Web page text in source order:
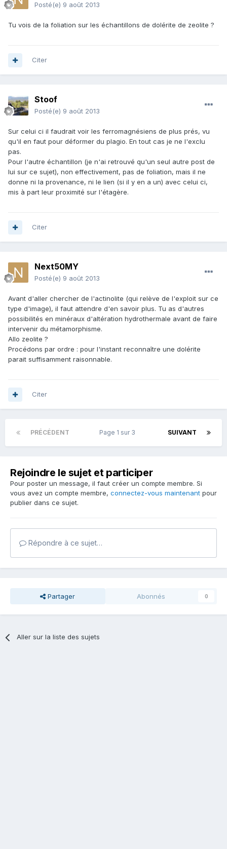
Posté(e) 9 août 2013
Tu vois de la foliation sur les échantillons de dolérite de zeolite ?
Citer
Stoof
Posté(e) 9 août 2013
Sur celui ci il faudrait voir les ferromagnésiens de plus prés, vu
qu'il en faut pour déformer du plagio. En tout cas je ne l'exclu
pas.
Pour l'autre échantillon (je n'ai retrouvé qu'un seul autre post de
lui sur ce sujet), non effectivement, pas de foliation, mais il ne
donne ni la provenance, ni le lien (si il y en a un) avec celui ci,
mis à part leur proximité sur l'étagère.
Citer
Next50MY
Posté(e) 9 août 2013
Avant d'aller chercher de l'actinolite (qui relève de l'exploit sur ce
type d'image), il faut attendre d'en savoir plus. Tu as d'autres
possibilités en minéraux d'altération hydrothermale avant de faire
intervenir du métamorphisme.
Allo zeolite ?
Procédons par ordre : pour l'instant reconnaître une dolérite
parait suffisamment raisonnable.
Citer
PRÉCÉDENT SUIVANT
Page 1 sur 3
Rejoindre le sujet et participer
Pour poster un message, il faut créer un compte membre. Si
vous avez un compte membre, connectez-vous maintenant pour
publier dans ce sujet.
Répondre à ce sujet…
Partager Abonnés 0
Aller sur la liste des sujets